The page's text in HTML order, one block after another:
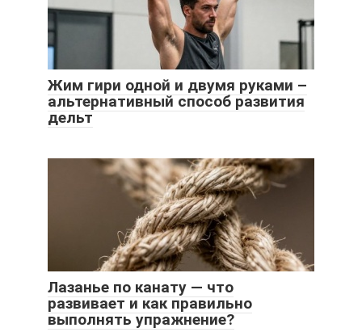
Жим гири одной и двумя руками –
альтернативный способ развития
дельт
Лазанье по канату — что
развивает и как правильно
выполнять упражнение?